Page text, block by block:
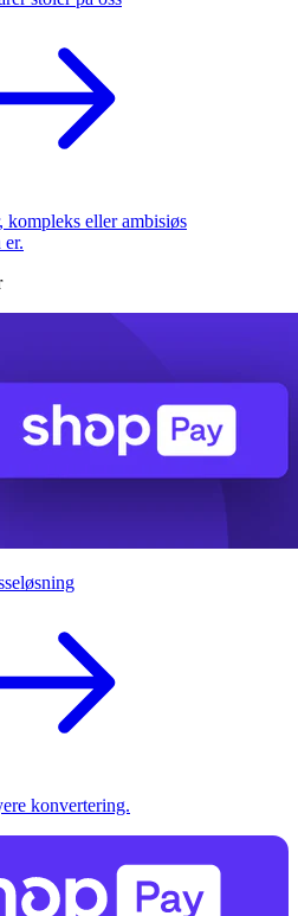
kompleks eller ambisiøs
konvertering.